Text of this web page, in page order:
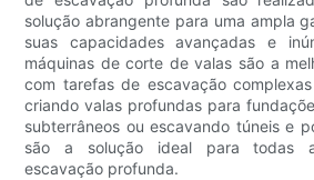
solução abrangente para uma ampla
suas capacidades avançadas e
máquinas de corte de valas são a
com tarefas de escavação
criando valas profundas para
subterrâneos ou escavando túneis e
são a solução ideal para todas
escavação profunda.